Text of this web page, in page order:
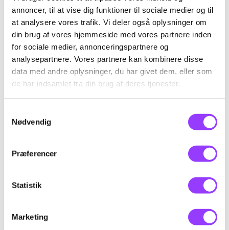
annoncer, til at vise dig funktioner til sociale medier og til
at analysere vores trafik. Vi deler også oplysninger om
din brug af vores hjemmeside med vores partnere inden
for sociale medier, annonceringspartnere og
analysepartnere. Vores partnere kan kombinere disse
data med andre oplysninger, du har givet dem, eller som
de har indsamlet fra din brug af deres tjenester.
Nødvendig
Præferencer
Statistik
Marketing
Deltageren kan foretage korrekt transport til
og fra flyside samt foretage korrekt lastning
og losning af enhedslaster i fly ved hjælp af
relevant udstyr.
Kursus-
administration